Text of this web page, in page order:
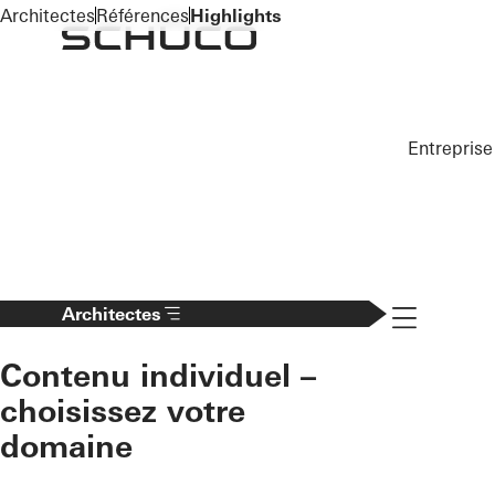
To the main content
Entreprise
Architectes
Contenu individuel –
choisissez votre
domaine
Navigation
ArchitectesRéférencesHighlights